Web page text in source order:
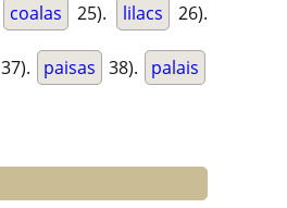
coalas 25). lilacs 26).
37). paisas 38). palais